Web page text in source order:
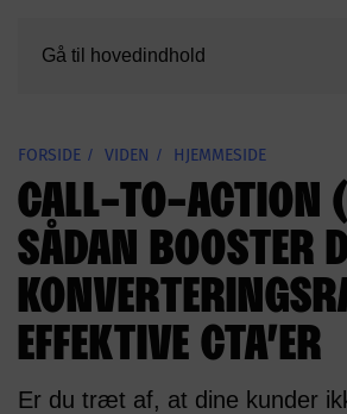
Gå til hovedindhold
FORSIDE VIDEN HJEMMESIDE
CALL-TO-ACTION
SÅDAN BOOSTER
EFFEKTIVE CTA’ER
Er du træt af, at dine kunder